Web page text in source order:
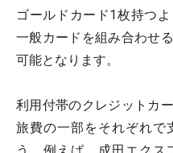
ゴールドカード1枚持つ
一般カードを組み合わせ
可能となります。
利用付帯のクレジットカ
旅費の一部をそれぞれで